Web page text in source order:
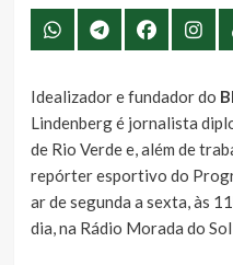
Idealizador e fundador do
Lindenberg é jornalista
de Rio Verde e, além de
repórter esportivo do
ar de segunda a sexta, às
dia, na Rádio Morada do